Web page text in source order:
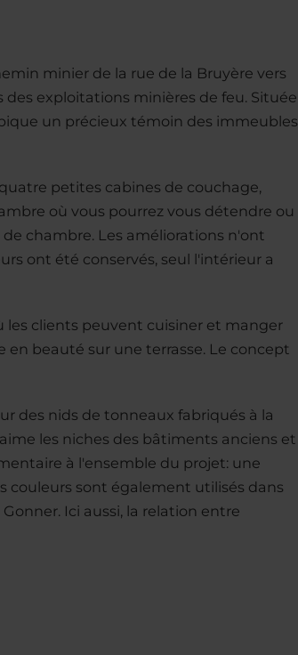
minier de la rue de la Bruyère vers
exploitations minières de feu. Située
un précieux témoin des immeubles
petites cabines de couchage,
où vous pourrez vous détendre ou
chambre. Les améliorations n'ont
ont été conservés, seul l'intérieur a
les clients peuvent cuisiner et manger
beauté sur une terrasse. Le concept
des nids de tonneaux fabriqués à la
les niches des bâtiments anciens et
à l'ensemble du projet: une
couleurs sont également utilisés dans
Ici aussi, la relation entre